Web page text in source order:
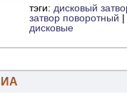
тэги: дисковый
затвор поворотный |
дисковые